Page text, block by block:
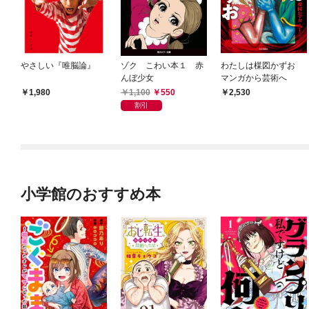
やさしい『唯脳論』
1,980
ゾク こわい本１ 赤
んぼ少女
1,100
550
割引
わたしは楳図かずお
マンガから芸術へ
2,530
小学館のおすすめ本